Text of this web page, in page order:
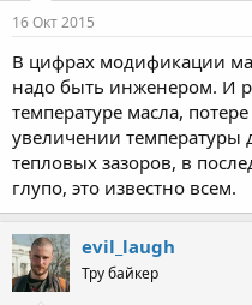
16 Окт 2015
В цифрах модификации
надо быть инженером. И
температуре масла,
увеличении температуры
тепловых зазоров, в
глупо, это известно всем.
evil_laugh
Тру байкер